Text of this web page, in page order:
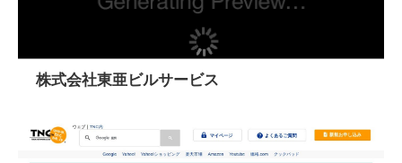
株式会社東亜ビルサービス